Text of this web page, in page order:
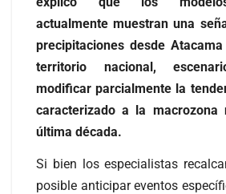
actualmente muestran una
precipitaciones desde
territorio nacional,
modificar parcialmente la
caracterizado a la macrozona
última década.
Si bien los especialistas
posible anticipar eventos